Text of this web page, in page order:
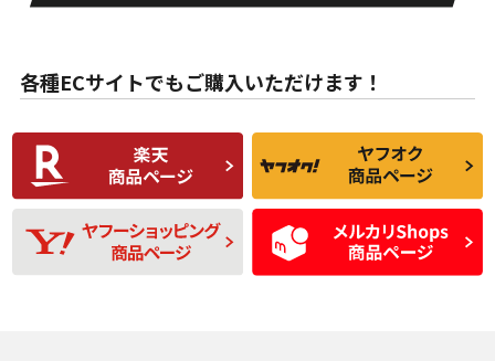
な中古品
んどない中古品
C
比較的きれいな中古
品
C
られるが、使用に問
題のない中古品
D
使用感や目立つ傷が
あり、一般的な中古
品
D
残り溝も少なく、偏
磨耗がみられ、短期
間使用できるくらい
の中古品
各種ECサイトでもご購入いただけます！